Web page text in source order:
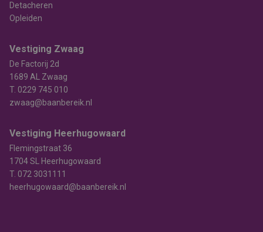
Detacheren
Opleiden
Vestiging Zwaag
De Factorij 2d
1689 AL Zwaag
T. 0229 745 010
zwaag@baanbereik.nl
Vestiging Heerhugowaard
Flemingstraat 36
1704 SL Heerhugowaard
T. 072 3031111
heerhugowaard@baanbereik.nl